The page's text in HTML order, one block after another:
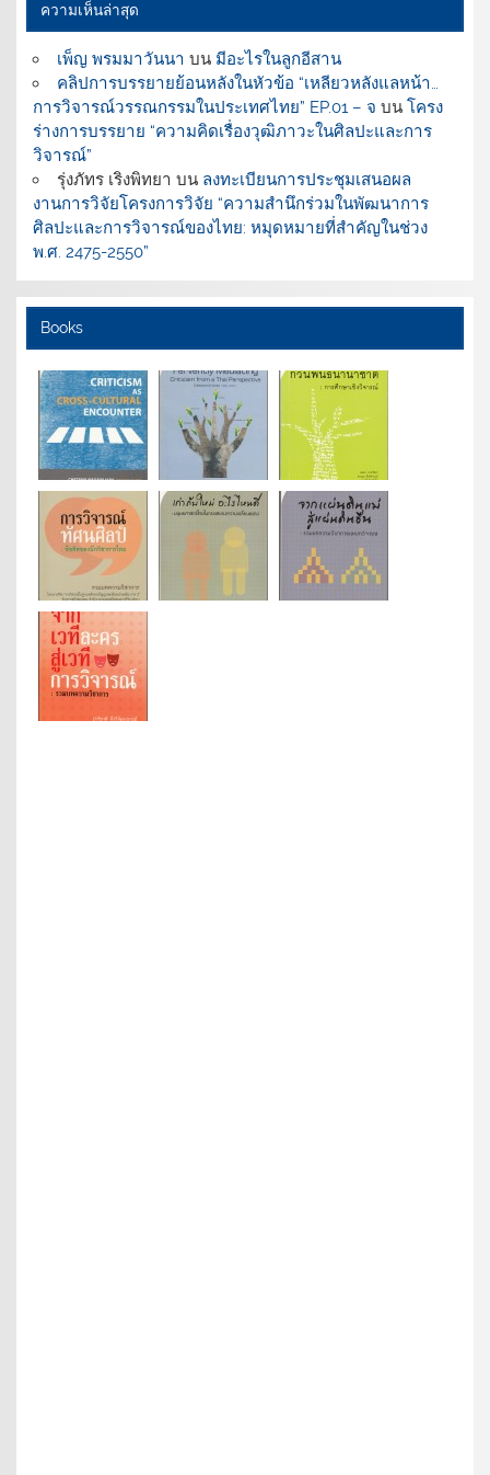
ความเห็นล่าสุด
เพ็ญ พรมมาวันนา บน มีอะไรในลูกอีสาน
คลิปการบรรยายย้อนหลังในหัวข้อ “เหลียวหลังแลหน้า…
การวิจารณ์วรรณกรรมในประเทศไทย” EP.01 – จ บนโครง
ร่างการบรรยาย “ความคิดเรื่องวุฒิภาวะในศิลปะและการ
วิจารณ์”
รุ่งภัทร เริงพิทยา บน ลงทะเบียนการประชุมเสนอผล
งานการวิจัยโครงการวิจัย “ความสำนึกร่วมในพัฒนาการ
ศิลปะและการวิจารณ์ของไทย: หมุดหมายที่สำคัญในช่วง
พ.ศ. 2475-2550”
Books